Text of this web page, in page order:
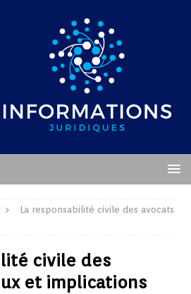
La responsabilité civile des avocats
civile des
et implications